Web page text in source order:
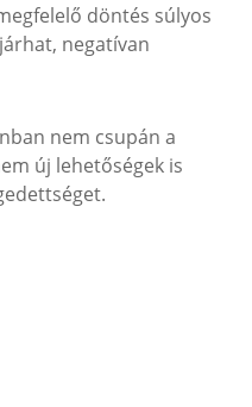
döntés súlyos
negatívan
nem csupán a
új lehetőségek is